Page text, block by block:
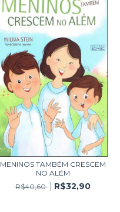
MENINOS TAMBÉM CRESCEM
NO ALÉM
R$40,60
R$32,90